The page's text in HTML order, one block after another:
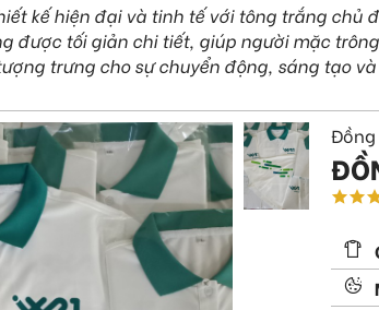
kế hiện đại và tinh tế với tông trắng chủ
được tối giản chi tiết, giúp người mặc
trưng cho sự chuyển động, sáng tạo